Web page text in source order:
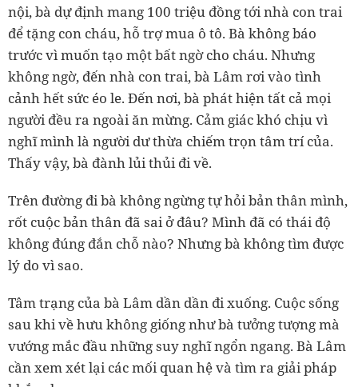
nội, bà dự định mang 100 triệu đồng tới nhà con trai
để tặng con cháu, hỗ trợ mua ô tô. Bà không báo
trước vì muốn tạo một bất ngờ cho cháu. Nhưng
không ngờ, đến nhà con trai, bà Lâm rơi vào tình
cảnh hết sức éo le. Đến nơi, bà phát hiện tất cả mọi
người đều ra ngoài ăn mừng. Cảm giác khó chịu vì
nghĩ mình là người dư thừa chiếm trọn tâm trí của.
Thấy vậy, bà đành lủi thủi đi về.
Trên đường đi bà không ngừng tự hỏi bản thân mình,
rốt cuộc bản thân đã sai ở đâu? Mình đã có thái độ
không đúng đắn chỗ nào? Nhưng bà không tìm được
lý do vì sao.
Tâm trạng của bà Lâm dần dần đi xuống. Cuộc sống
sau khi về hưu không giống như bà tưởng tượng mà
vướng mắc đầu những suy nghĩ ngổn ngang. Bà Lâm
cần xem xét lại các mối quan hệ và tìm ra giải pháp